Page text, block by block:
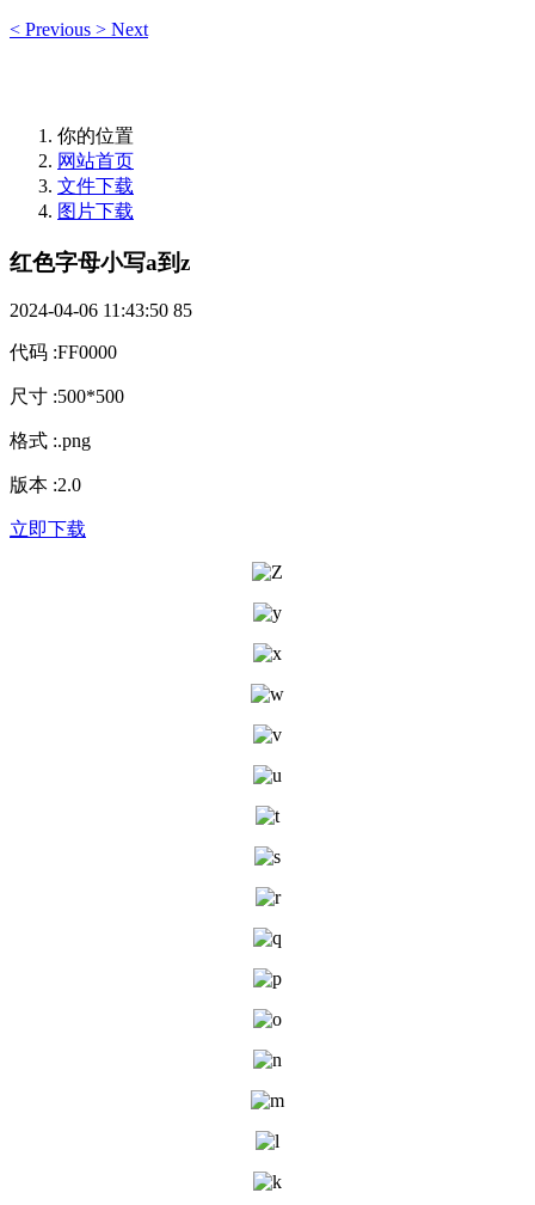
< Previous > Next
你的位置
网站首页
文件下载
图片下载
红色字母小写a到z
2024-04-06 11:43:50 85
代码 :FF0000
尺寸 :500*500
格式 :.png
版本 :2.0
立即下载